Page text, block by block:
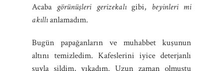
Acaba görünüşleri gerizekalıgibi, beyinleri mi
akıllıanlamadım.
Bugün papağanların ve muhabbet kuşunun
altını temizledim. Kafeslerini iyice deterjanlı
suyla sildim, yıkadım. Uzun zaman olmuştu